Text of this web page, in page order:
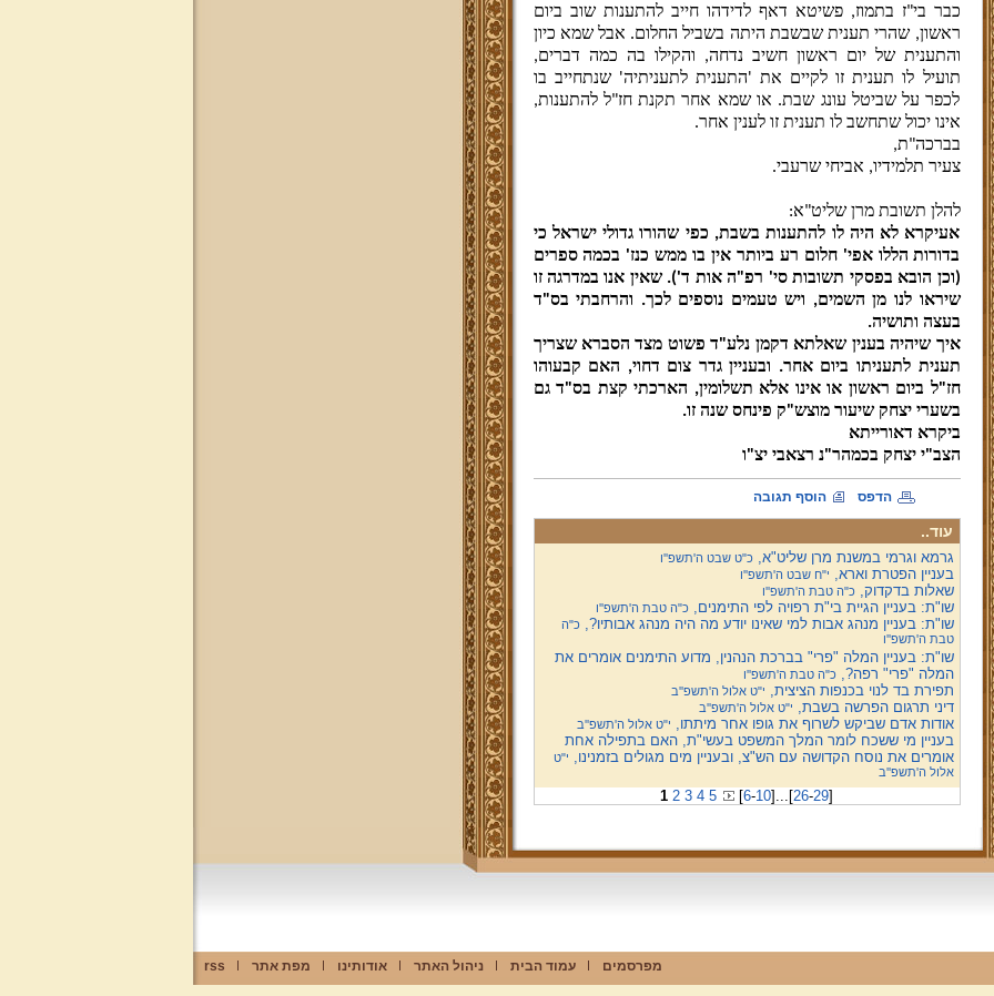
כבר בי"ז בתמוז, פשיטא דאף לדידהו חייב להתענות שוב ביום
ראשון, שהרי תענית שבשבת היתה בשביל החלום. אבל שמא כיון
והתענית של יום ראשון חשיב נדחה, והקילו בה כמה דברים,
תועיל לו תענית זו לקיים את 'התענית לתעניתיה' שנתחייב בו
לכפר על שביטל עונג שבת. או שמא אחר תקנת חז"ל להתענות,
אינו יכול שתחשב לו תענית זו לענין אחר.
בברכה"ת,
צעיר תלמידיו, אביחי שרעבי.
להלן תשובת מרן שליט"א:
אעיקרא לא היה לו להתענות בשבת, כפי שהורו גדולי ישראל כי
בדורות הללו אפי' חלום רע ביותר אין בו ממש כנז' בכמה ספרים
(וכן הובא בפסקי תשובות סי' רפ"ה אות ד'). שאין אנו במדרגה זו
שיראו לנו מן השמים, ויש טעמים נוספים לכך. והרחבתי בס"ד
בעצה ותושיה.
איך שיהיה בענין שאלתא דקמן נלע"ד פשוט מצד הסברא שצריך
תענית לתעניתו ביום אחר. ובעניין גדר צום דחוי, האם קבעוהו
חז"ל ביום ראשון או אינו אלא תשלומין, הארכתי קצת בס"ד גם
בשערי יצחק שיעור מוצש"ק פינחס שנה זו.
ביקרא דאורייתא
הצב"י יצחק בכמהר"נ רצאבי יצ"ו
הדפס הוסף תגובה
עוד..
גרמא וגרמי במשנת מרן שליט"א,כ"ט שבט ה'תשפ''ו
בעניין הפטרת וארא, י"ח שבט ה'תשפ''ו
שאלות בדקדוק,כ"ה טבת ה'תשפ''ו
שו"ת: בעניין הגיית בי"ת רפויה לפי התימנים,כ"ה טבת ה'תשפ''ו
שו"ת: בעניין מנהג אבות למי שאינו יודע מה היה מנהג אבותיו?,כ"ה
טבת ה'תשפ''ו
שו"ת: בעניין המלה "פרי" בברכת הנהנין, מדוע התימנים אומרים את
המלה "פרי" רפה?,כ"ה טבת ה'תשפ''ו
תפירת בד לנוי בכנפות הציצית, י"ט אלול ה'תשפ''ב
דיני תרגום הפרשה בשבת, י"ט אלול ה'תשפ''ב
אודות אדם שביקש לשרוף את גופו אחר מיתתו, י"ט אלול ה'תשפ''ב
בעניין מי ששכח לומר המלך המשפט בעשי"ת, האם בתפילה אחת
אומרים את נוסח הקדושה עם הש"צ, ובעניין מים מגולים בזמנינו, י"ט
אלול ה'תשפ''ב
1 2 3 4 5 [6-10] ... [26-29]
מפרסמים עמוד הבית ניהול האתר אודותינו מפת אתר rss